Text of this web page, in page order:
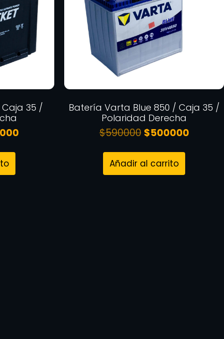
Caja 35 /
Batería Varta Blue 850 / Caja 35 /
Polaridad Derecha
$590000 $500000
Añadir al carrito